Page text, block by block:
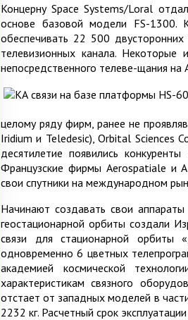
Концерну Space Systems/Loral
основе базовой модели FS-1300.
обеспечивать 22 500
телевизионных канала. Некоторые
непосредственного телеве-щания
целому ряду фирм, ранее не
Iridium и Teledesic), Orbital Sciences
десятилетие появились
Французские фирмы Aerospatiale и
свои спутники на международном
Начинают создавать свои
геостационарной орбиты создали
связи для стационарной орбиты
одновременно 6 цветных
академией космической
характеристикам связного
отстает от западных моделей в
2232 кг. Расчетный срок